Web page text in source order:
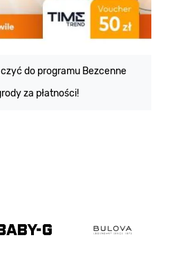
do programu Bezcenne
za płatności!